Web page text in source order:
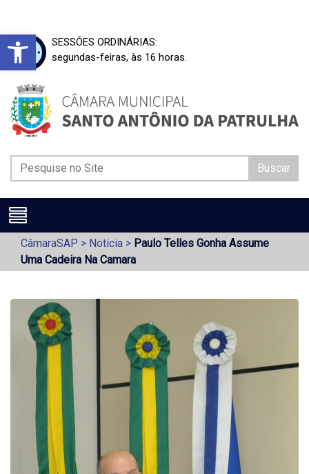
Barra de Ferramentas Aberta
SESSÕES ORDINÁRIAS:
segundas-feiras, às 16 horas.
Buscar
CâmaraSAP > Noticia > Paulo Telles Gonha Assume
Uma Cadeira Na Camara